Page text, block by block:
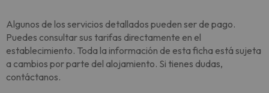
Algunos de los servicios detallados pueden ser de pago.
Puedes consultar sus tarifas directamente en el
establecimiento. Toda la información de esta ficha está sujeta
a cambios por parte del alojamiento. Si tienes dudas,
contáctanos.